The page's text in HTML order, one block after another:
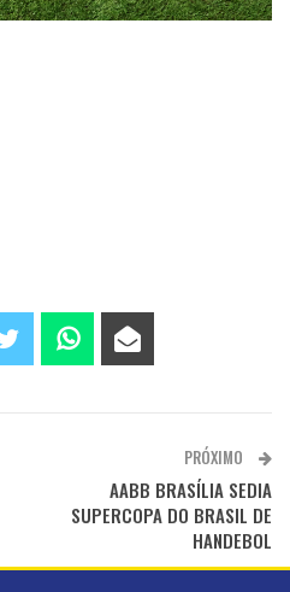
PRÓXIMO
AABB BRASÍLIA SEDIA
SUPERCOPA DO BRASIL DE
HANDEBOL